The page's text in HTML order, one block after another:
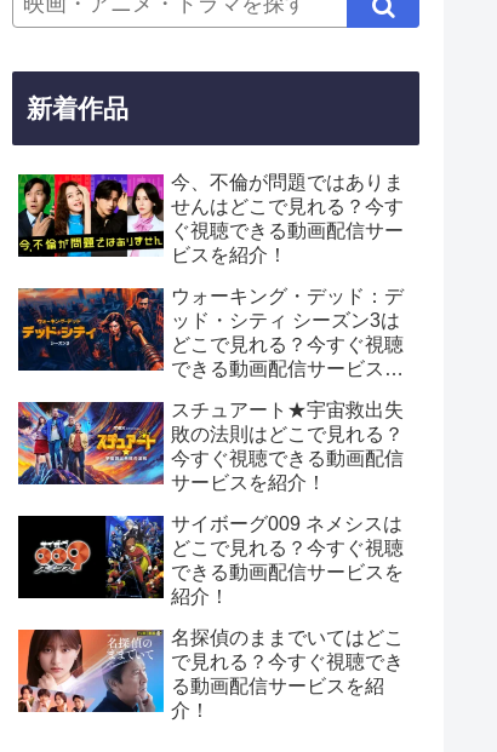
新着作品
今、不倫が問題ではありま
せんはどこで見れる？今す
ぐ視聴できる動画配信サー
ビスを紹介！
ウォーキング・デッド：デ
ッド・シティ シーズン3は
どこで見れる？今すぐ視聴
できる動画配信サービスを
スチュアート★宇宙救出失
敗の法則はどこで見れる？
今すぐ視聴できる動画配信
サービスを紹介！
サイボーグ009 ネメシスは
どこで見れる？今すぐ視聴
できる動画配信サービスを
紹介！
名探偵のままでいてはどこ
で見れる？今すぐ視聴でき
る動画配信サービスを紹
介！